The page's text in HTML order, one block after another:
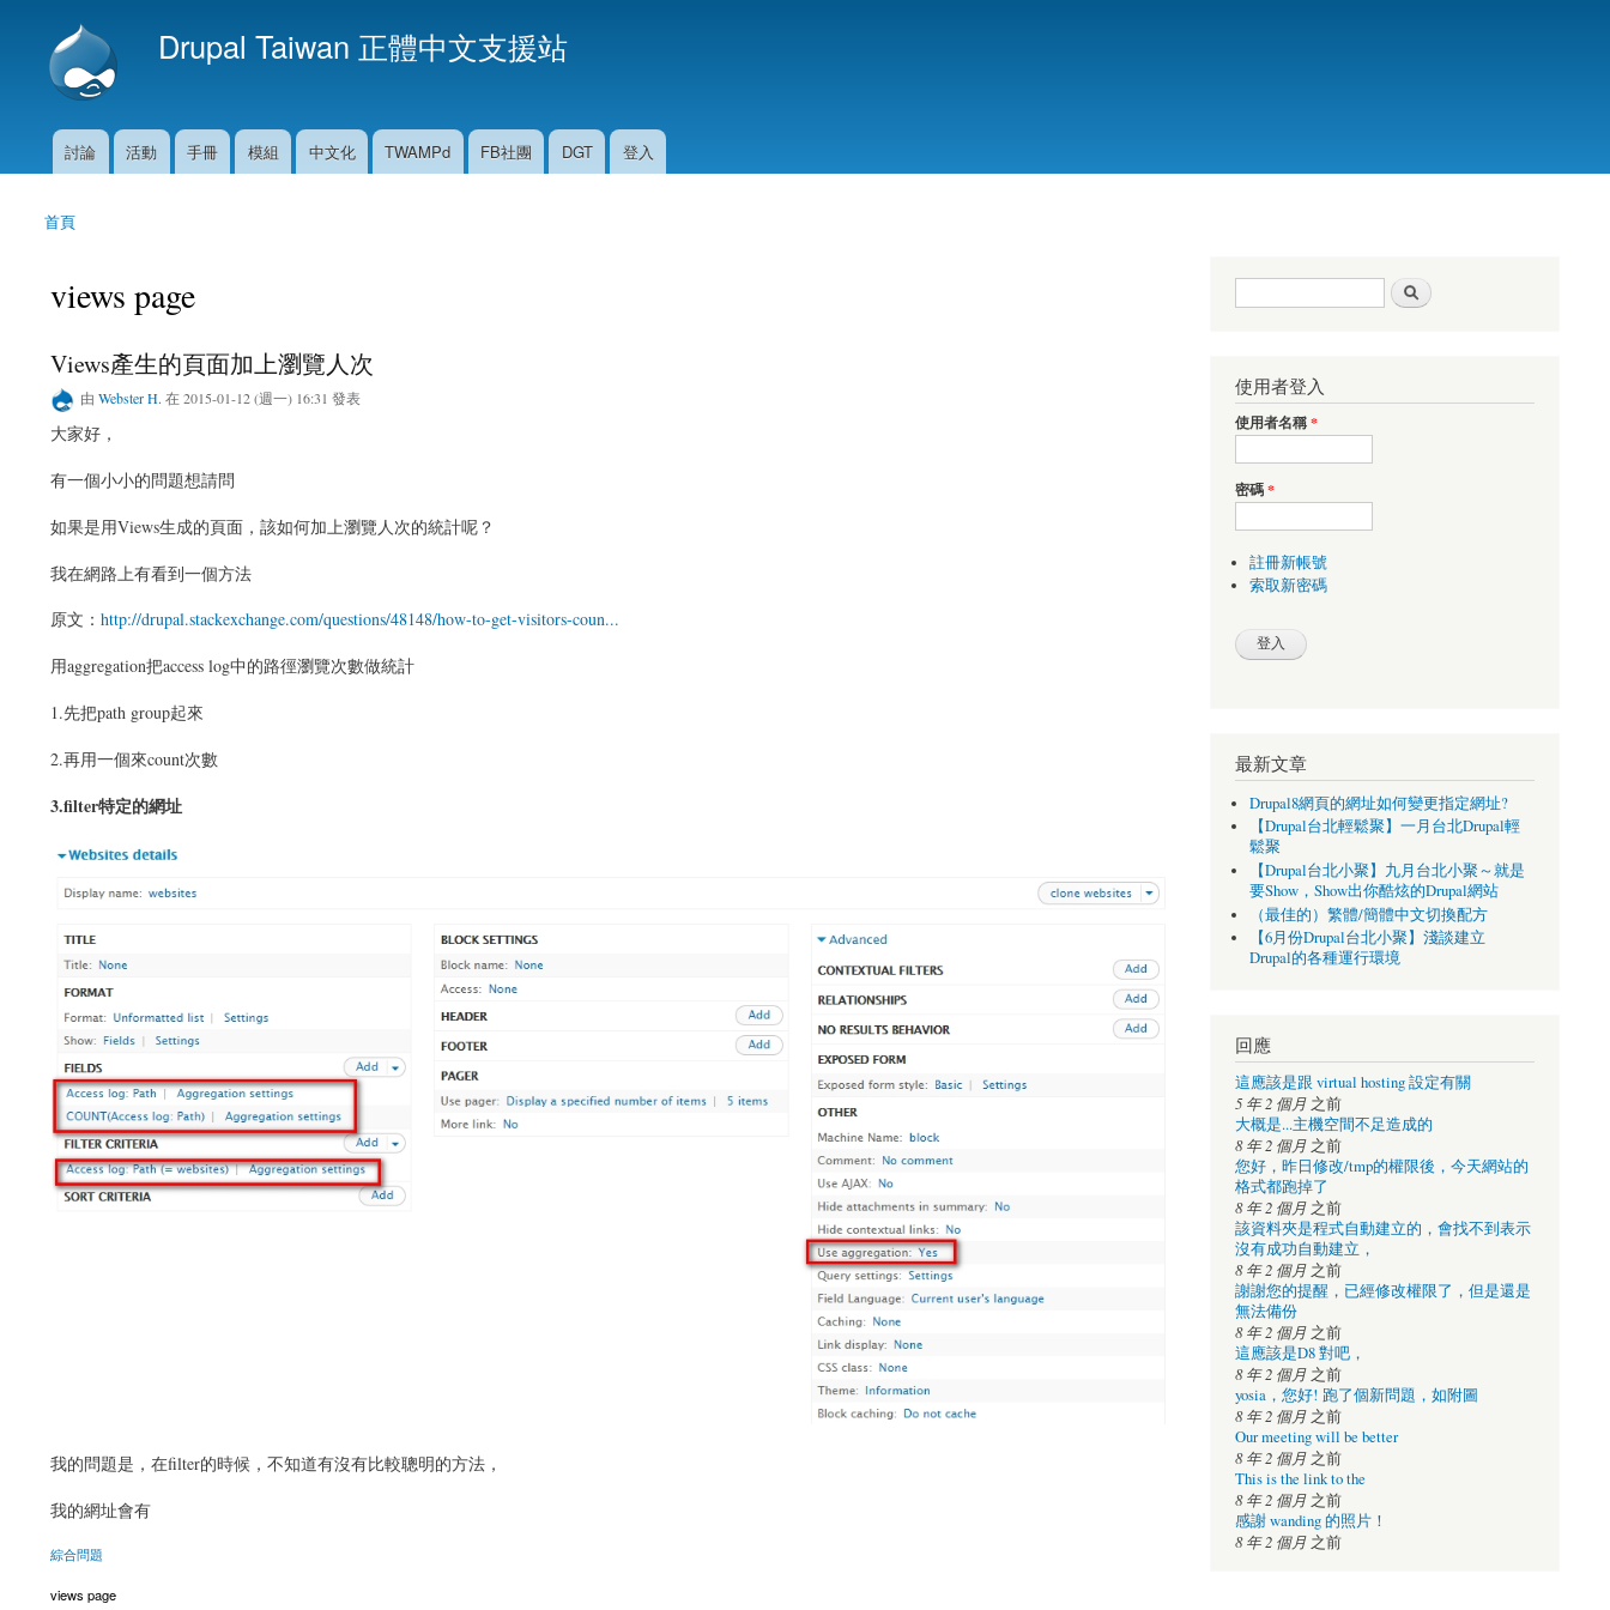
Drupal Taiwan 正體中文支援站
主選單
討論 活動 手冊 模組 中文化 TWAMPd FB社團 DGT 登入
您在這裡
首頁
views page
Views產生的頁面加上瀏覽人次
由 Webster H. 在 2015-01-12 (週一) 16:31 發表
大家好，
有一個小小的問題想請問
如果是用Views生成的頁面，該如何加上瀏覽人次的統計呢？
我在網路上有看到一個方法
原文： http://drupal.stackexchange.com/questions/48148/how-to-get-visitors-coun...
用aggregation把access log中的路徑瀏覽次數做統計
1.先把path group起來
2.再用一個來count次數
3.filter特定的網址
我的問題是，在filter的時候，不知道有沒有比較聰明的方法，
我的網址會有
綜合問題
views page
搜尋表單
使用者登入
使用者名稱*
密碼*
註冊新帳號
索取新密碼
最新文章
Drupal8網頁的網址如何變更指定網址?
【Drupal台北輕鬆聚】一月台北Drupal輕
鬆聚
【Drupal台北小聚】九月台北小聚～就是
要Show，Show出你酷炫的Drupal網站
（最佳的）繁體/簡體中文切換配方
【6月份Drupal台北小聚】淺談建立
Drupal的各種運行環境
回應
這應該是跟 virtual hosting 設定有關
5 年 2 個月之前
大概是...主機空間不足造成的
8 年 2 個月之前
您好，昨日修改/tmp的權限後，今天網站的
格式都跑掉了
8 年 2 個月之前
該資料夾是程式自動建立的，會找不到表示
沒有成功自動建立，
8 年 2 個月之前
謝謝您的提醒，已經修改權限了，但是還是
無法備份
8 年 2 個月之前
這應該是D8 對吧，
8 年 2 個月之前
yosia，您好! 跑了個新問題，如附圖
8 年 2 個月之前
Our meeting will be better
8 年 2 個月之前
This is the link to the
8 年 2 個月之前
感謝 wanding 的照片！
8 年 2 個月之前